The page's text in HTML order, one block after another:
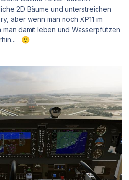
2D Bäume und unterstreichen
aber wenn man noch XP11 im
damit leben und Wasserpfützen
🙂